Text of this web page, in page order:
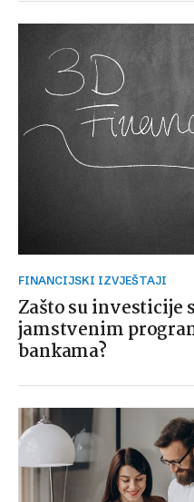
FINANCIJSKI IZVJEŠTAJI
Zašto su investicije
jamstvenim
bankama?